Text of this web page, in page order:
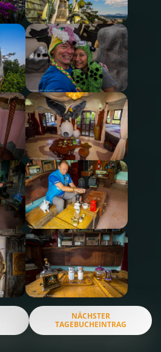
NÄCHSTER
TAGEBUCHEINTRAG